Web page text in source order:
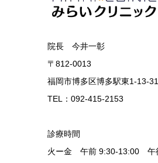
院長 今井一彰
〒812-0013
福岡市博多区博多駅東1-13-
TEL：092-415-2153
診療時間
火ー金 午前 9:30-13:00 午